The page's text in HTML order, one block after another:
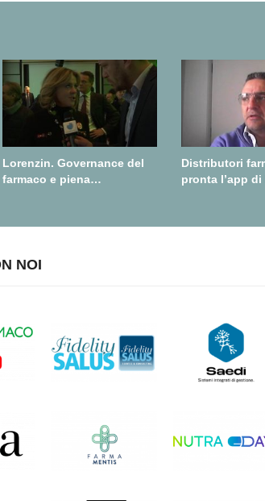
Lorenzin. Governance del
farmaco e piena
Distributori
pronta l’app
NOI